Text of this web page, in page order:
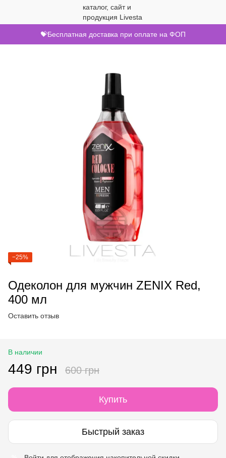
💝Бесплатная доставка при оплате на ФОП
−25%
Одеколон для мужчин ZENIX Red,
400 мл
Оставить отзыв
В наличии
449 грн 600 грн
Купить
Быстрый заказ